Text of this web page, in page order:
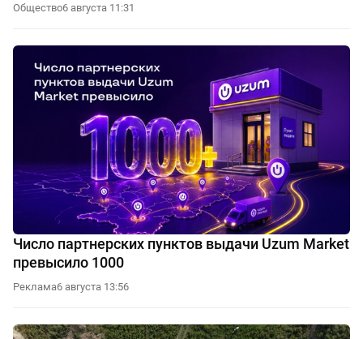
Общество6 августа 11:31
Число партнерских пунктов выдачи Uzum Market
превысило 1000
Реклама6 августа 13:56